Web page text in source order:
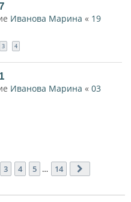
Иванова Марина « 19
3 4
Иванова Марина « 03
1из 14
3 4 5 … 14